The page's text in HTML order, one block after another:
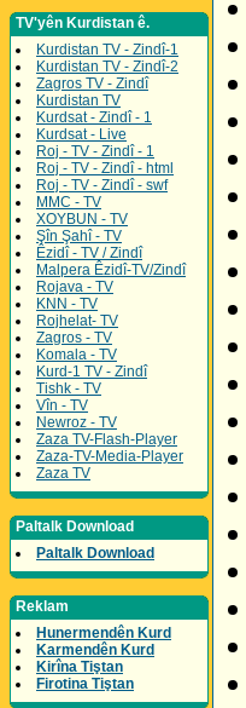
TV'yên Kurdistan ê.
Kurdistan TV - Zindî-1
Kurdistan TV - Zindî-2
Zagros TV - Zindî
Kurdistan TV
Kurdsat - Zindî - 1
Kurdsat - Live
Roj - TV - Zindî - 1
Roj - TV - Zindî - html
Roj - TV - Zindî - swf
MMC - TV
XOYBUN - TV
Şîn Şahî - TV
Êzidî - TV / Zindî
Malpera Êzidî-TV/Zindî
Rojava - TV
KNN - TV
Rojhelat- TV
Zagros - TV
Komala - TV
Kurd-1 TV - Zindî
Tishk - TV
Vîn - TV
Newroz - TV
Zaza TV-Flash-Player
Zaza-TV-Media-Player
Zaza TV
Paltalk Download
Paltalk Download
Reklam
Hunermendên Kurd
Karmendên Kurd
Kirîna Tiştan
Firotina Tiştan